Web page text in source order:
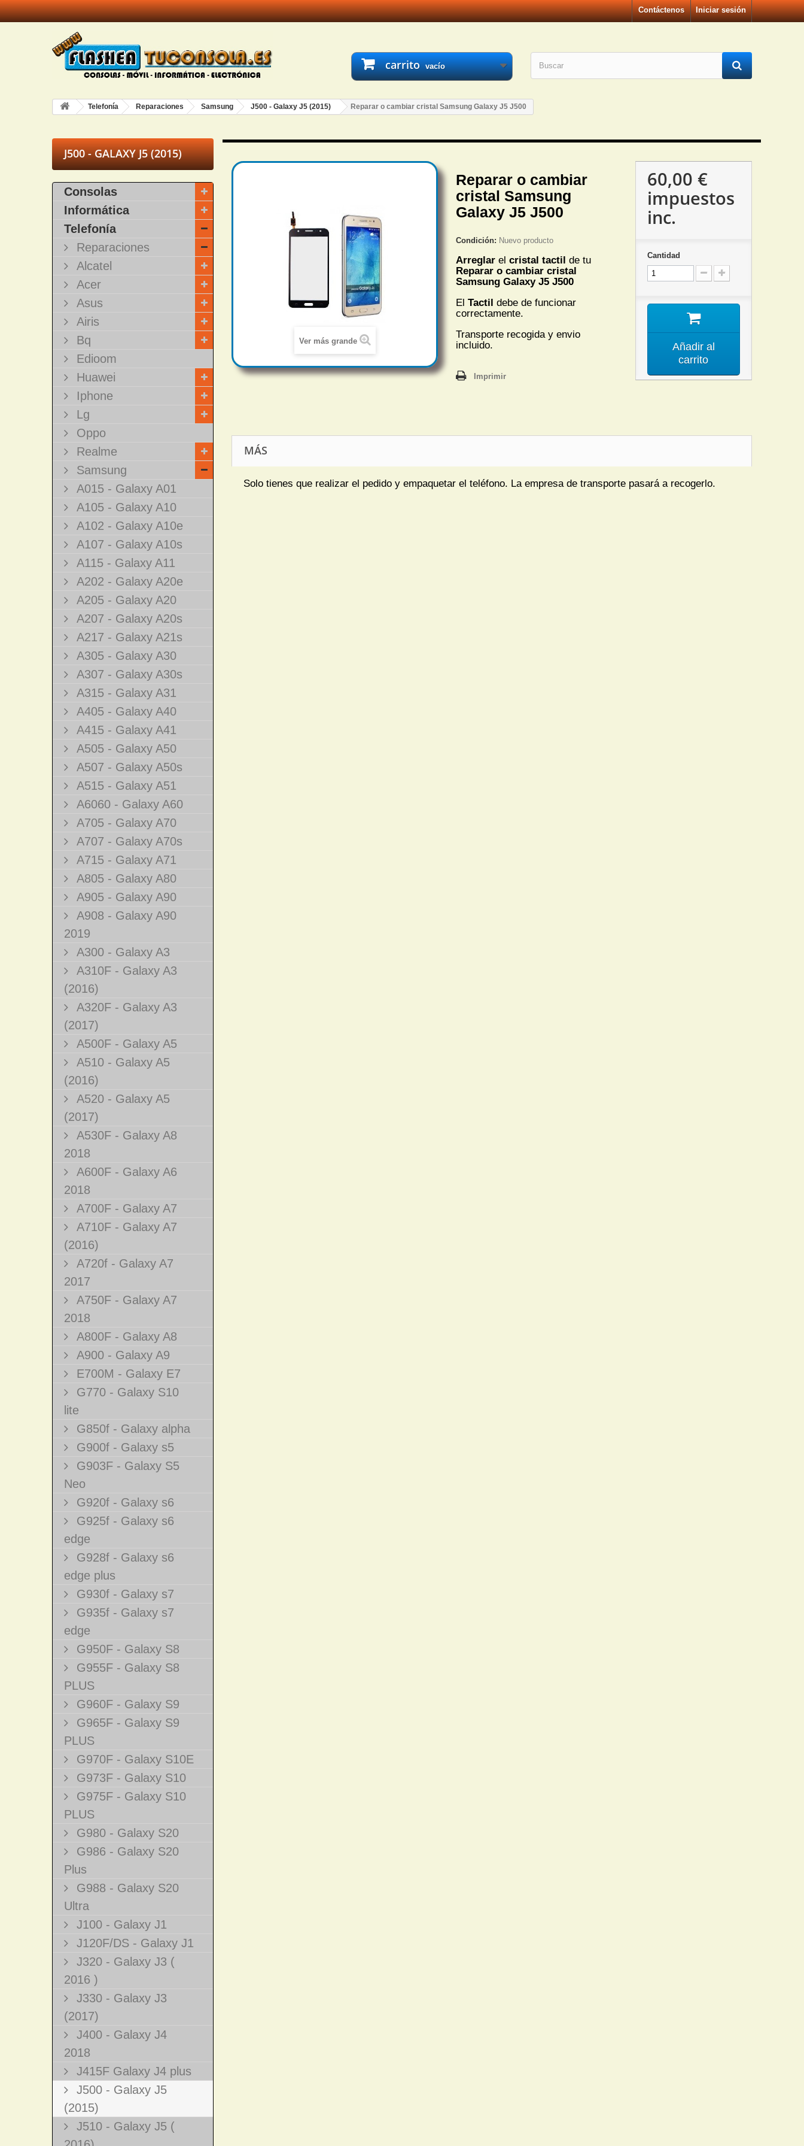
Iniciar sesión
Contáctenos
carrito vacío
Telefonía Reparaciones Samsung J500 - Galaxy J5 (2015) Reparar o cambiar cristal Samsung Galaxy J5 J500
J500 - GALAXY J5 (2015)
Consolas
Informática
Telefonía
Reparaciones
Alcatel
Acer
Asus
Airis
Bq
Edioom
Huawei
Iphone
Lg
Oppo
Realme
Samsung
A015 - Galaxy A01
A105 - Galaxy A10
A102 - Galaxy A10e
A107 - Galaxy A10s
A115 - Galaxy A11
A202 - Galaxy A20e
A205 - Galaxy A20
A207 - Galaxy A20s
A217 - Galaxy A21s
A305 - Galaxy A30
A307 - Galaxy A30s
A315 - Galaxy A31
A405 - Galaxy A40
A415 - Galaxy A41
A505 - Galaxy A50
A507 - Galaxy A50s
A515 - Galaxy A51
A6060 - Galaxy A60
A705 - Galaxy A70
A707 - Galaxy A70s
A715 - Galaxy A71
A805 - Galaxy A80
A905 - Galaxy A90
A908 - Galaxy A90
2019
A300 - Galaxy A3
A310F - Galaxy A3
(2016)
A320F - Galaxy A3
(2017)
A500F - Galaxy A5
A510 - Galaxy A5
(2016)
A520 - Galaxy A5
(2017)
A530F - Galaxy A8
2018
A600F - Galaxy A6
2018
A700F - Galaxy A7
A710F - Galaxy A7
(2016)
A720f - Galaxy A7
2017
A750F - Galaxy A7
2018
A800F - Galaxy A8
A900 - Galaxy A9
E700M - Galaxy E7
G770 - Galaxy S10
lite
G850f - Galaxy alpha
G900f - Galaxy s5
G903F - Galaxy S5
Neo
G920f - Galaxy s6
G925f - Galaxy s6
edge
G928f - Galaxy s6
edge plus
G930f - Galaxy s7
G935f - Galaxy s7
edge
G950F - Galaxy S8
G955F - Galaxy S8
PLUS
G960F - Galaxy S9
G965F - Galaxy S9
PLUS
G970F - Galaxy S10E
G973F - Galaxy S10
G975F - Galaxy S10
PLUS
G980 - Galaxy S20
G986 - Galaxy S20
Plus
G988 - Galaxy S20
Ultra
J100 - Galaxy J1
J120F/DS - Galaxy J1
J320 - Galaxy J3 (
2016 )
J330 - Galaxy J3
(2017)
J400 - Galaxy J4
2018
J415F Galaxy J4 plus
J500 - Galaxy J5
(2015)
J510 - Galaxy J5 (
Ver más grande
Reparar o cambiar
cristal Samsung
Galaxy J5 J500
Condición: Nuevo producto
Arreglar el cristal tactil de tu
Reparar o cambiar cristal
Samsung Galaxy J5 J500
El Tactil debe de funcionar
correctamente.
Transporte recogida y envio
incluido.
Imprimir
60,00 €
impuestos
inc.
Cantidad
Añadir al
carrito
MÁS
Solo tienes que realizar el pedido y empaquetar el teléfono. La empresa de transporte pasará a recogerlo.